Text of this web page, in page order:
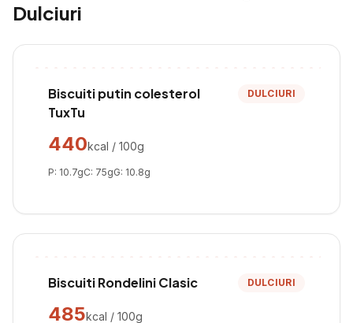
Dulciuri
Biscuiti putin colesterol
TuxTu
DULCIURI
440kcal / 100g
P: 10.7gC: 75gG: 10.8g
Biscuiti Rondelini Clasic DULCIURI
485kcal / 100g